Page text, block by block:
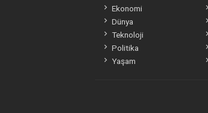
Ekonomi
Dünya
Teknoloji
Politika
Yaşam